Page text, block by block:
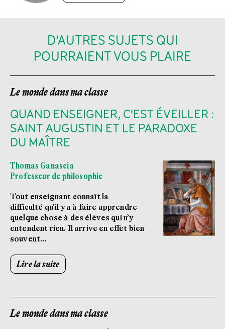
D’AUTRES SUJETS QUI
POURRAIENT VOUS PLAIRE
Le monde dans ma classe
QUAND ENSEIGNER, C'EST ÉVEILLER :
SAINT AUGUSTIN ET LE PARADOXE
DU MAÎTRE
Thomas Ganascia
Professeur de philosophie
Tout enseignant connaît la
difficulté qu’il y a à faire apprendre
quelque chose à des élèves qui n’y
entendent rien. Il arrive en effet bien
souvent…
Lire la suite
Le monde dans ma classe